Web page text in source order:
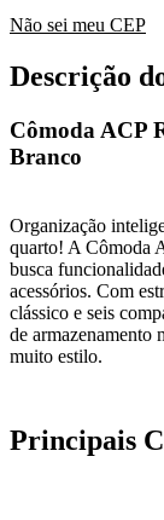
Não sei meu CEP
Descrição
Cômoda ACP
Branco
Organização
quarto! A Cômoda
busca
acessórios. Com
clássico e seis
de armazenamento
muito estilo.
Principais